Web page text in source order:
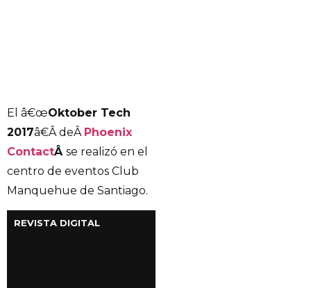
El â€œOktober Tech
2017â€Â deÂ Phoenix
ContactÂ se realizó en el
centro de eventos Club
Manquehue de Santiago.
REVISTA DIGITAL